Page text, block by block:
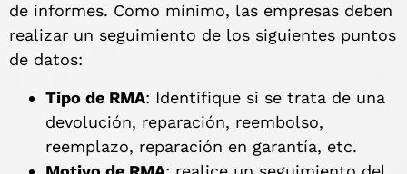
de informes. Como mínimo, las empresas deben
realizar un seguimiento de los siguientes puntos
de datos:
Tipo de RMA: Identifique si se trata de una
devolución, reparación, reembolso,
reemplazo, reparación en garantía, etc.